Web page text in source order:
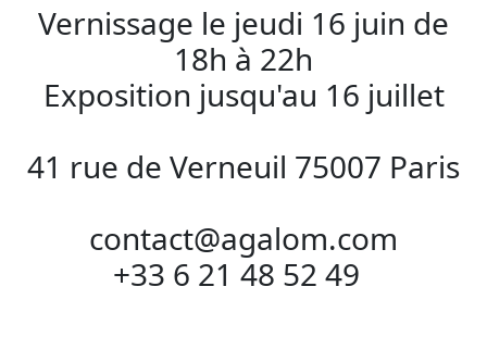
Vernissage le jeudi 16 juin de
18h à 22h
Exposition jusqu'au 16 juillet
41 rue de Verneuil 75007 Paris
contact@agalom.com
+33 6 21 48 52 49